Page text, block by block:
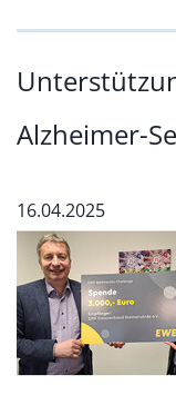
Alzheimer-
16.04.2025